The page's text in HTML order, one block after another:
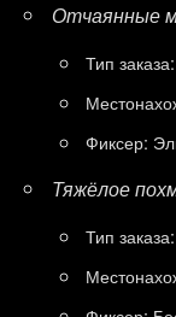
Отчаянные
Тип
Фиксер:
Тяжёлое
Тип